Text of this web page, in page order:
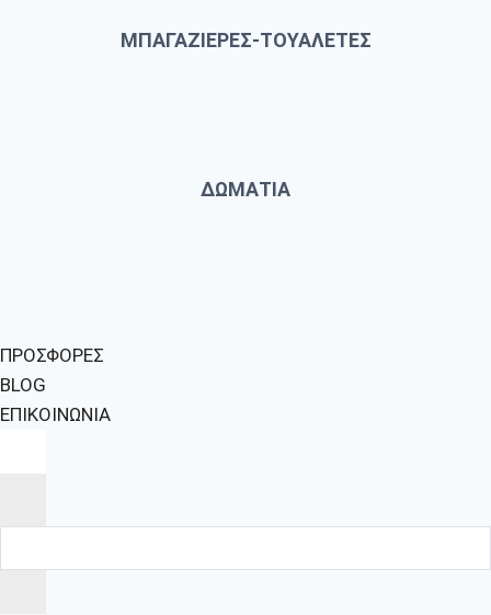
ΜΠΑΓΑΖΙΕΡΕΣ-ΤΟΥΑΛΕΤΕΣ
ΔΩΜΑΤΙΑ
ΠΡΟΣΦΟΡΕΣ
BLOG
ΕΠΙΚΟΙΝΩΝΙΑ